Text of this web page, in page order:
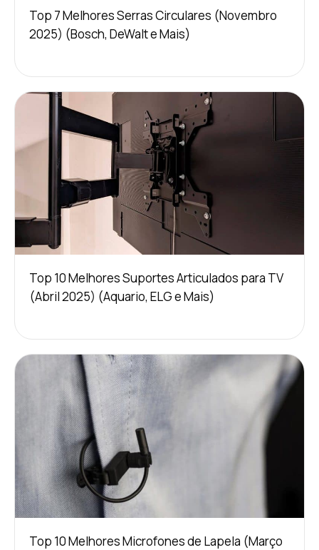
Top 7 Melhores Serras Circulares (Novembro
2025) (Bosch, DeWalt e Mais)
Top 10 Melhores Suportes Articulados para TV
(Abril 2025) (Aquario, ELG e Mais)
Top 10 Melhores Microfones de Lapela (Março